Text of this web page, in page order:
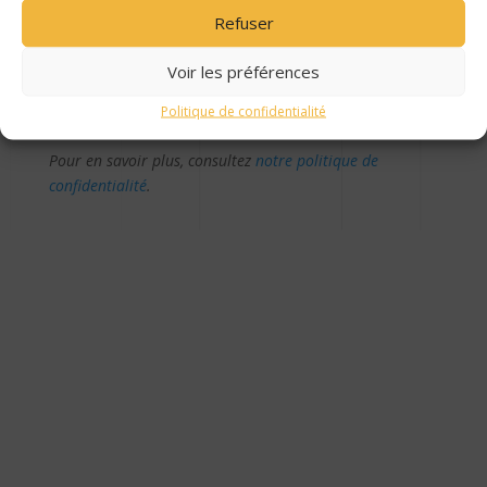
Refuser
Voir les préférences
Politique de confidentialité
Conformément à la réglementation applicable, vous
disposez d’un droit d’accès, de rectification, d’effacement,
de limitation et d’opposition au traitement de vos
dpo@justae.fr.
Pour en savoir plus, consultez notre politique de
confidentialité.